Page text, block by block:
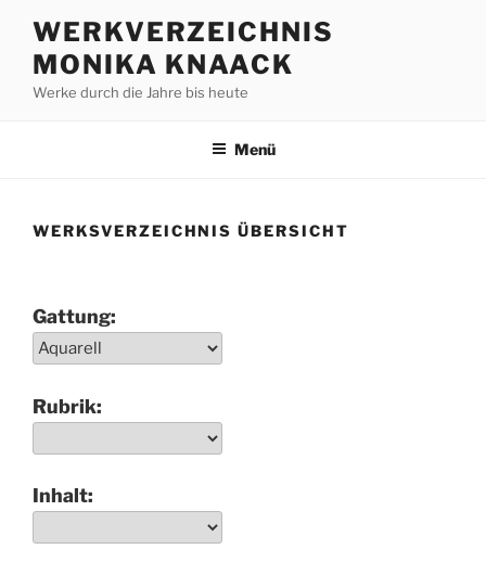
Inhalt
springen
WERKVERZEICHNIS
MONIKA KNAACK
Werke durch die Jahre bis heute
Menü
WERKSVERZEICHNIS ÜBERSICHT
Gattung:
Rubrik:
Inhalt: